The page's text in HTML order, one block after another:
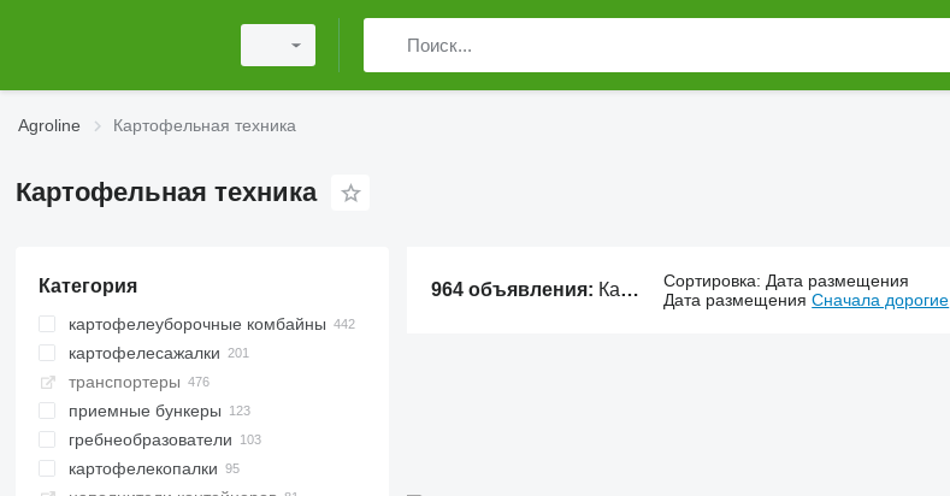
Agroline Картофельная техника
Картофельная техника
Категория
картофелеуборочные комбайны
картофелесажалки
транспортеры
приемные бункеры
гребнеобразователи
картофелекопалки
964 объявления: Картофельная техника, техника для картофеля Сортировка: Дата размещения
Дата размещения Сначала дорогие